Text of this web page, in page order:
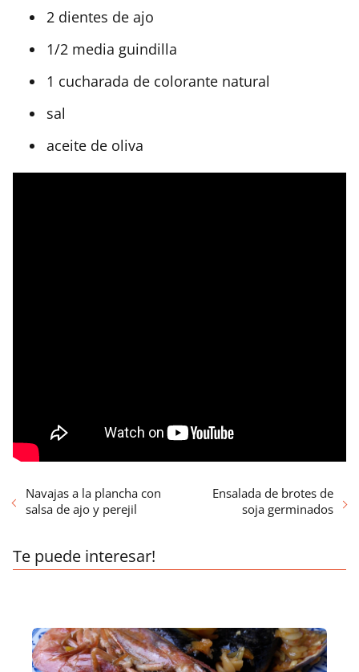
2 dientes de ajo
1/2 media guindilla
1 cucharada de colorante natural
sal
aceite de oliva
Navajas a la plancha con
salsa de ajo y perejil
Ensalada de brotes de
soja germinados
Te puede interesar!